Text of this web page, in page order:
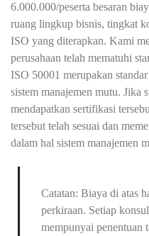
6.000.000/peserta besaran
ruang lingkup bisnis, tingkat
ISO yang diterapkan. Kami
perusahaan telah mematuhi
ISO 50001 merupakan
sistem manajemen mutu. Jika
mendapatkan sertifikasi
tersebut telah sesuai dan
dalam hal sistem manajemen
Catatan: Biaya di atas
perkiraan. Setiap
mempunyai penentuan